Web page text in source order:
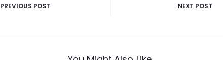
PREVIOUS POST NEXT POST